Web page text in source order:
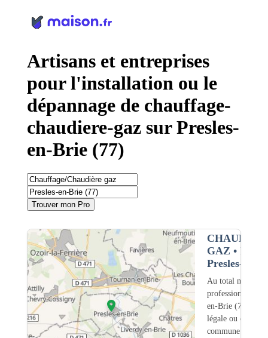
Artisans et entreprises
pour l'installation ou le
dépannage de chauffage-
chaudiere-gaz sur Presles-
en-Brie (77)
Trouver mon Pro
GAZ •
Presles-en-
Au total nous
professionnels
en-Brie (77) dont
légale ou
commune.